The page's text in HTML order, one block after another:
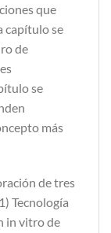
que
capítulo se
de
se
más
de tres
Tecnología
in vitro de